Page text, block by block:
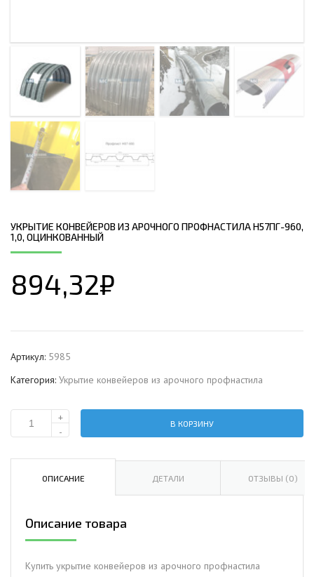
УКРЫТИЕ КОНВЕЙЕРОВ ИЗ АРОЧНОГО ПРОФНАСТИЛА Н57ПГ-960,
1,0, ОЦИНКОВАННЫЙ
894,32₽
Артикул: 5985
Категория: Укрытие конвейеров из арочного профнастила
Количество
конвейеров
Н57ПГ-960,
+
-
В КОРЗИНУ
ОПИСАНИЕ ДЕТАЛИ ОТЗЫВЫ (0)
Описание товара
Купить укрытие конвейеров из арочного профнастила